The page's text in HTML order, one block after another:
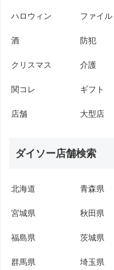
ハロウィン ファイル
酒 防犯
クリスマス 介護
関コレ ギフト
店舗 大型店
ダイソー店舗検索
北海道 青森県
宮城県 秋田県
福島県 茨城県
群馬県 埼玉県